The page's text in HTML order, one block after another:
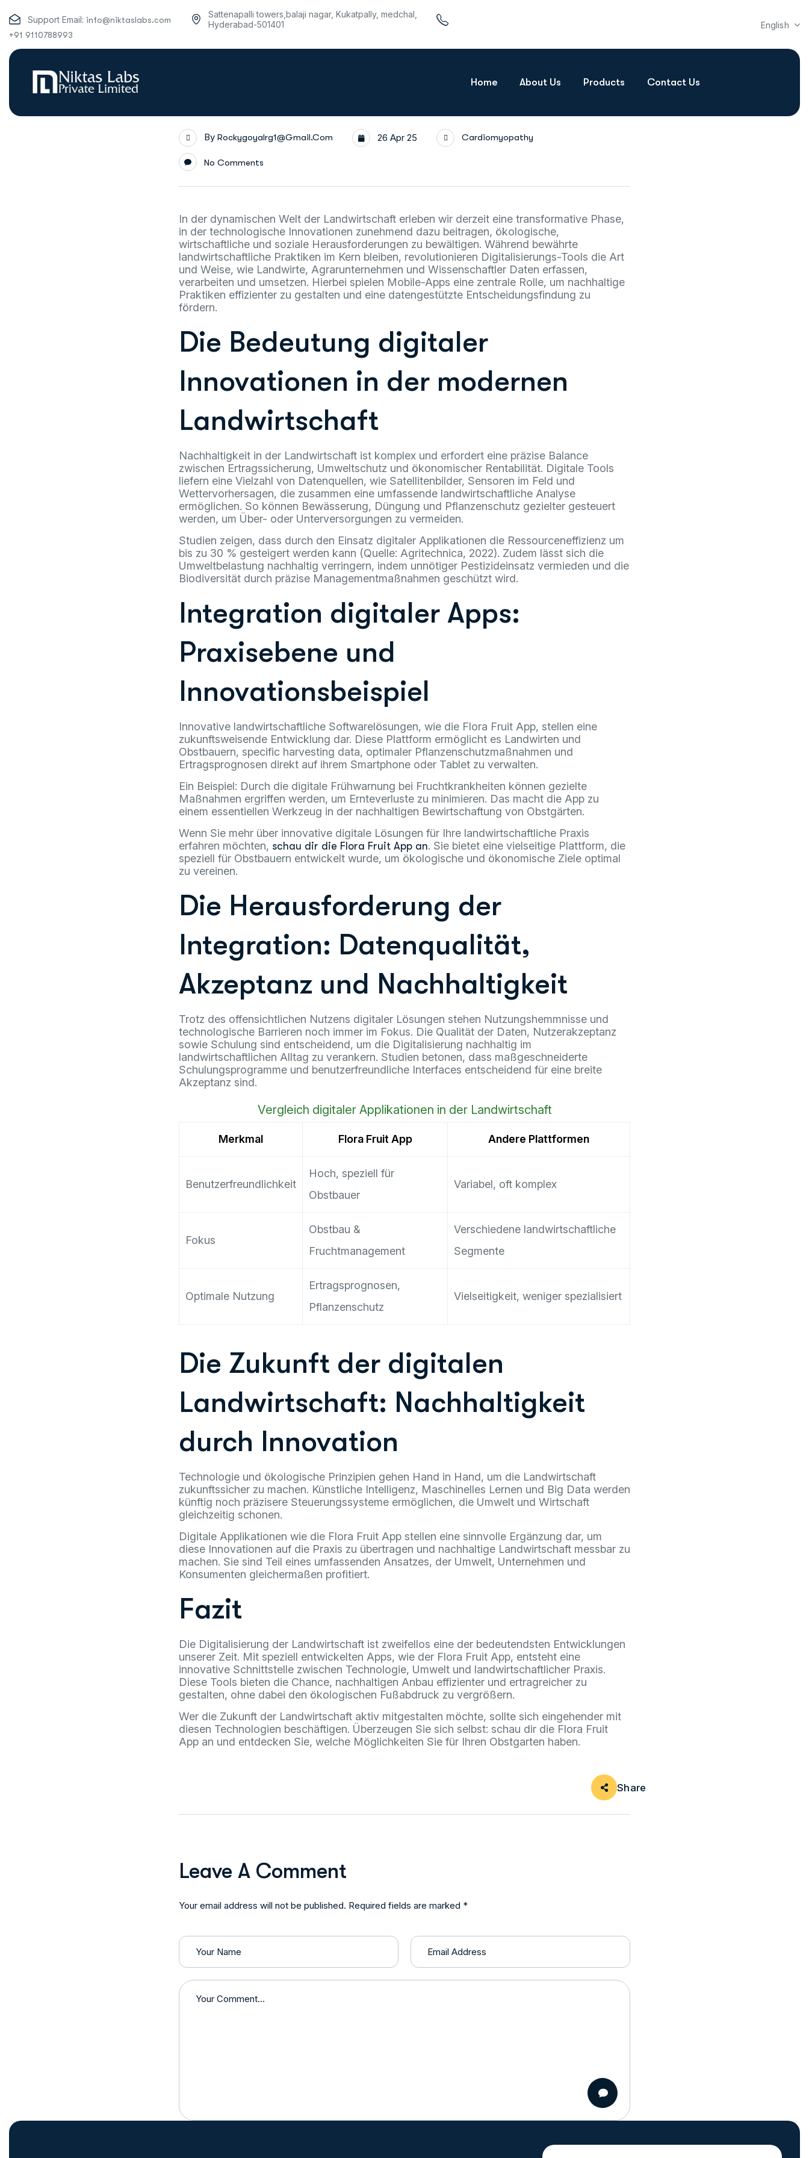
Support Email: info@niktaslabs.com
Sattenapalli towers,balaji nagar, Kukatpally, medchal,
Hyderabad-501401
+91 9110788993
English
Home About Us Products Contact Us
By Rockygoyalrg1@gmail.com 26 Apr 25 Cardiomyopathy
No Comments
In der dynamischen Welt der Landwirtschaft erleben wir derzeit eine transformative Phase,
in der technologische Innovationen zunehmend dazu beitragen, ökologische,
wirtschaftliche und soziale Herausforderungen zu bewältigen. Während bewährte
landwirtschaftliche Praktiken im Kern bleiben, revolutionieren Digitalisierungs-Tools die Art
und Weise, wie Landwirte, Agrarunternehmen und Wissenschaftler Daten erfassen,
verarbeiten und umsetzen. Hierbei spielen Mobile-Apps eine zentrale Rolle, um nachhaltige
Praktiken effizienter zu gestalten und eine datengestützte Entscheidungsfindung zu
fördern.
Die Bedeutung digitaler
Innovationen in der modernen
Landwirtschaft
Nachhaltigkeit in der Landwirtschaft ist komplex und erfordert eine präzise Balance
zwischen Ertragssicherung, Umweltschutz und ökonomischer Rentabilität. Digitale Tools
liefern eine Vielzahl von Datenquellen, wie Satellitenbilder, Sensoren im Feld und
Wettervorhersagen, die zusammen eine umfassende landwirtschaftliche Analyse
ermöglichen. So können Bewässerung, Düngung und Pflanzenschutz gezielter gesteuert
werden, um Über- oder Unterversorgungen zu vermeiden.
Studien zeigen, dass durch den Einsatz digitaler Applikationen die Ressourceneffizienz um
bis zu 30 % gesteigert werden kann (Quelle: Agritechnica, 2022). Zudem lässt sich die
Umweltbelastung nachhaltig verringern, indem unnötiger Pestizideinsatz vermieden und die
Biodiversität durch präzise Managementmaßnahmen geschützt wird.
Integration digitaler Apps:
Praxisebene und
Innovationsbeispiel
Innovative landwirtschaftliche Softwarelösungen, wie die Flora Fruit App, stellen eine
zukunftsweisende Entwicklung dar. Diese Plattform ermöglicht es Landwirten und
Obstbauern, specific harvesting data, optimaler Pflanzenschutzmaßnahmen und
Ertragsprognosen direkt auf ihrem Smartphone oder Tablet zu verwalten.
Ein Beispiel: Durch die digitale Frühwarnung bei Fruchtkrankheiten können gezielte
Maßnahmen ergriffen werden, um Ernteverluste zu minimieren. Das macht die App zu
einem essentiellen Werkzeug in der nachhaltigen Bewirtschaftung von Obstgärten.
Wenn Sie mehr über innovative digitale Lösungen für Ihre landwirtschaftliche Praxis
erfahren möchten, schau dir die Flora Fruit App an. Sie bietet eine vielseitige Plattform, die
speziell für Obstbauern entwickelt wurde, um ökologische und ökonomische Ziele optimal
zu vereinen.
Die Herausforderung der
Integration: Datenqualität,
Akzeptanz und Nachhaltigkeit
Trotz des offensichtlichen Nutzens digitaler Lösungen stehen Nutzungshemmnisse und
technologische Barrieren noch immer im Fokus. Die Qualität der Daten, Nutzerakzeptanz
sowie Schulung sind entscheidend, um die Digitalisierung nachhaltig im
landwirtschaftlichen Alltag zu verankern. Studien betonen, dass maßgeschneiderte
Schulungsprogramme und benutzerfreundliche Interfaces entscheidend für eine breite
Akzeptanz sind.
Vergleich digitaler Applikationen in der Landwirtschaft
Merkmal Flora Fruit App Andere Plattformen
Benutzerfreundlichkeit
Hoch, speziell für
Obstbauer
Variabel, oft komplex
Fokus
Obstbau &
Fruchtmanagement
Verschiedene landwirtschaftliche
Segmente
Optimale Nutzung
Ertragsprognosen,
Pflanzenschutz
Vielseitigkeit, weniger spezialisiert
Die Zukunft der digitalen
Landwirtschaft: Nachhaltigkeit
durch Innovation
Technologie und ökologische Prinzipien gehen Hand in Hand, um die Landwirtschaft
zukunftssicher zu machen. Künstliche Intelligenz, Maschinelles Lernen und Big Data werden
künftig noch präzisere Steuerungssysteme ermöglichen, die Umwelt und Wirtschaft
gleichzeitig schonen.
Digitale Applikationen wie die Flora Fruit App stellen eine sinnvolle Ergänzung dar, um
diese Innovationen auf die Praxis zu übertragen und nachhaltige Landwirtschaft messbar zu
machen. Sie sind Teil eines umfassenden Ansatzes, der Umwelt, Unternehmen und
Konsumenten gleichermaßen profitiert.
Fazit
Die Digitalisierung der Landwirtschaft ist zweifellos eine der bedeutendsten Entwicklungen
unserer Zeit. Mit speziell entwickelten Apps, wie der Flora Fruit App, entsteht eine
innovative Schnittstelle zwischen Technologie, Umwelt und landwirtschaftlicher Praxis.
Diese Tools bieten die Chance, nachhaltigen Anbau effizienter und ertragreicher zu
gestalten, ohne dabei den ökologischen Fußabdruck zu vergrößern.
Wer die Zukunft der Landwirtschaft aktiv mitgestalten möchte, sollte sich eingehender mit
diesen Technologien beschäftigen. Überzeugen Sie sich selbst: schau dir die Flora Fruit
App an und entdecken Sie, welche Möglichkeiten Sie für Ihren Obstgarten haben.
Share
Leave A Comment
Your email address will not be published. Required fields are marked *